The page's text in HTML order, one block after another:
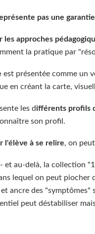
pas une
les approches
la pratique par
est présentée comme un
en créant la carte,
les différents profils
son profil.
l'élève à se relire, on
et au-delà, la collection
lequel on peut piocher
ancre des
peut déstabiliser